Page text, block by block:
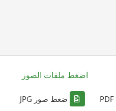
اضغط ملفات الصور
ضغط صور JPG